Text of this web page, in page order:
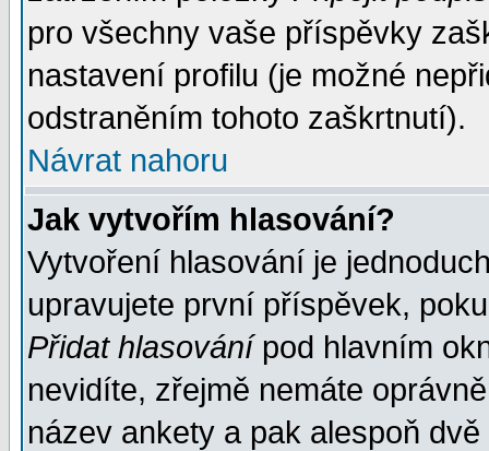
pro všechny vaše příspěvky
nastavení profilu (je možné
odstraněním tohoto zaškrtnutí).
Návrat nahoru
Jak vytvořím hlasování?
Vytvoření hlasování je
upravujete první příspěvek,
Přidat hlasovánípod hlavním
nevidíte, zřejmě nemáte
název ankety a pak alespoň